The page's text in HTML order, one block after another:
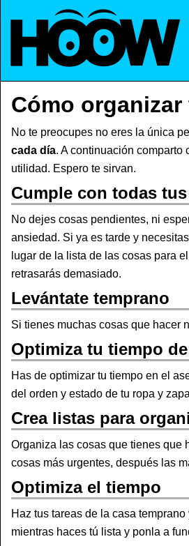
Cómo
No te preocupes no eres la única
cada día. A continuación
utilidad. Espero te sirvan.
Cumple con todas
No dejes cosas pendientes, ni
ansiedad. Si ya es tarde y
lugar de la lista de las cosas para
retrasarás demasiado.
Levántate temprano
Si tienes muchas cosas que hacer
Optimiza tu tiempo
Has de optimizar tu tiempo en el
del orden y estado de tu ropa y
Crea listas para
Organiza las cosas que tienes que
cosas más urgentes, después las
Optimiza el tiempo
Haz tus tareas de la casa
mientras haces tú lista y ponla a